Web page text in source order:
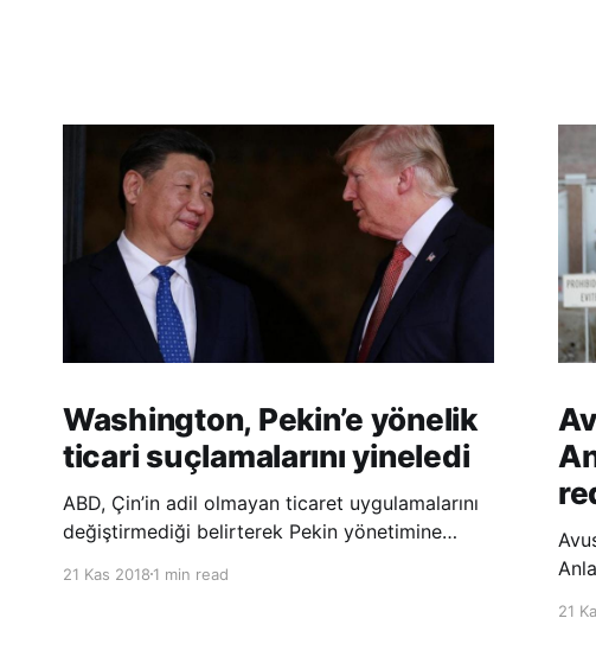
Washington, Pekin’e yönelik
ticari suçlamalarını yineledi
ABD, Çin’in adil olmayan ticaret uygulamalarını
değiştirmediği belirterek Pekin yönetimine
Temsilciliği’nin Çin’in fikri mülkiyet ve teknoloji
21 Kas 20181 min read
21